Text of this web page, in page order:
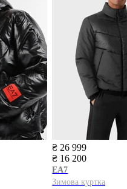
₴ 26 999
₴ 16 200
EA7
Зимова куртка